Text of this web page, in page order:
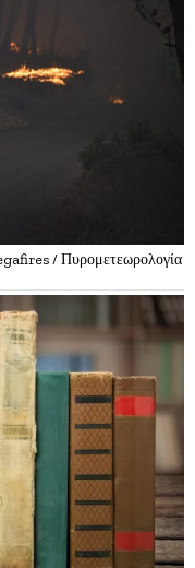
/ Πυρομετεωρολογία